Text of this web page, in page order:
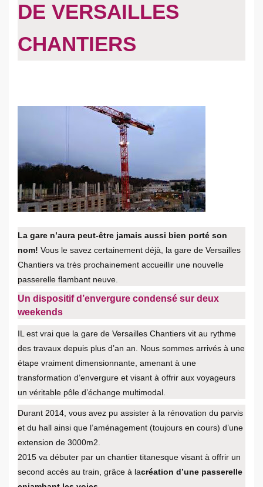
DE VERSAILLES
CHANTIERS
La gare n’aura peut-être jamais aussi bien porté son
nom! Vous le savez certainement déjà, la gare de Versailles
Chantiers va très prochainement accueillir une nouvelle
passerelle flambant neuve.
Un dispositif d’envergure condensé sur deux
weekends
IL est vrai que la gare de Versailles Chantiers vit au rythme
des travaux depuis plus d’an an. Nous sommes arrivés à une
étape vraiment dimensionnante, amenant à une
transformation d’envergure et visant à offrir aux voyageurs
un véritable pôle d’échange multimodal.
Durant 2014, vous avez pu assister à la rénovation du parvis
et du hall ainsi que l’aménagement (toujours en cours) d’une
extension de 3000m2.
2015 va débuter par un chantier titanesque visant à offrir un
second accès au train, grâce à lacréation d’une passerelle